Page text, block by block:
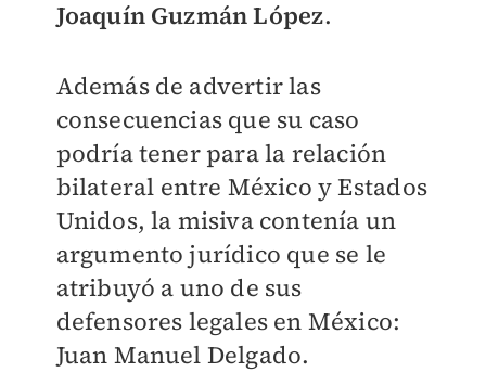
Joaquín Guzmán López.
Además de advertir las
consecuencias que su caso
podría tener para la relación
bilateral entre México y Estados
Unidos, la misiva contenía un
argumento jurídico que se le
atribuyó a uno de sus
defensores legales en México:
Juan Manuel Delgado.